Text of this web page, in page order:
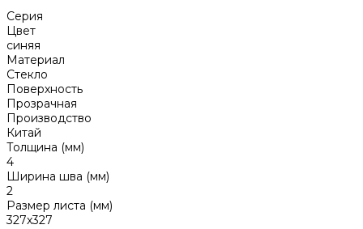
Серия
Цвет
синяя
Материал
Стекло
Поверхность
Прозрачная
Производство
Китай
Толщина (мм)
4
Ширина шва (мм)
2
Размер листа (мм)
327x327